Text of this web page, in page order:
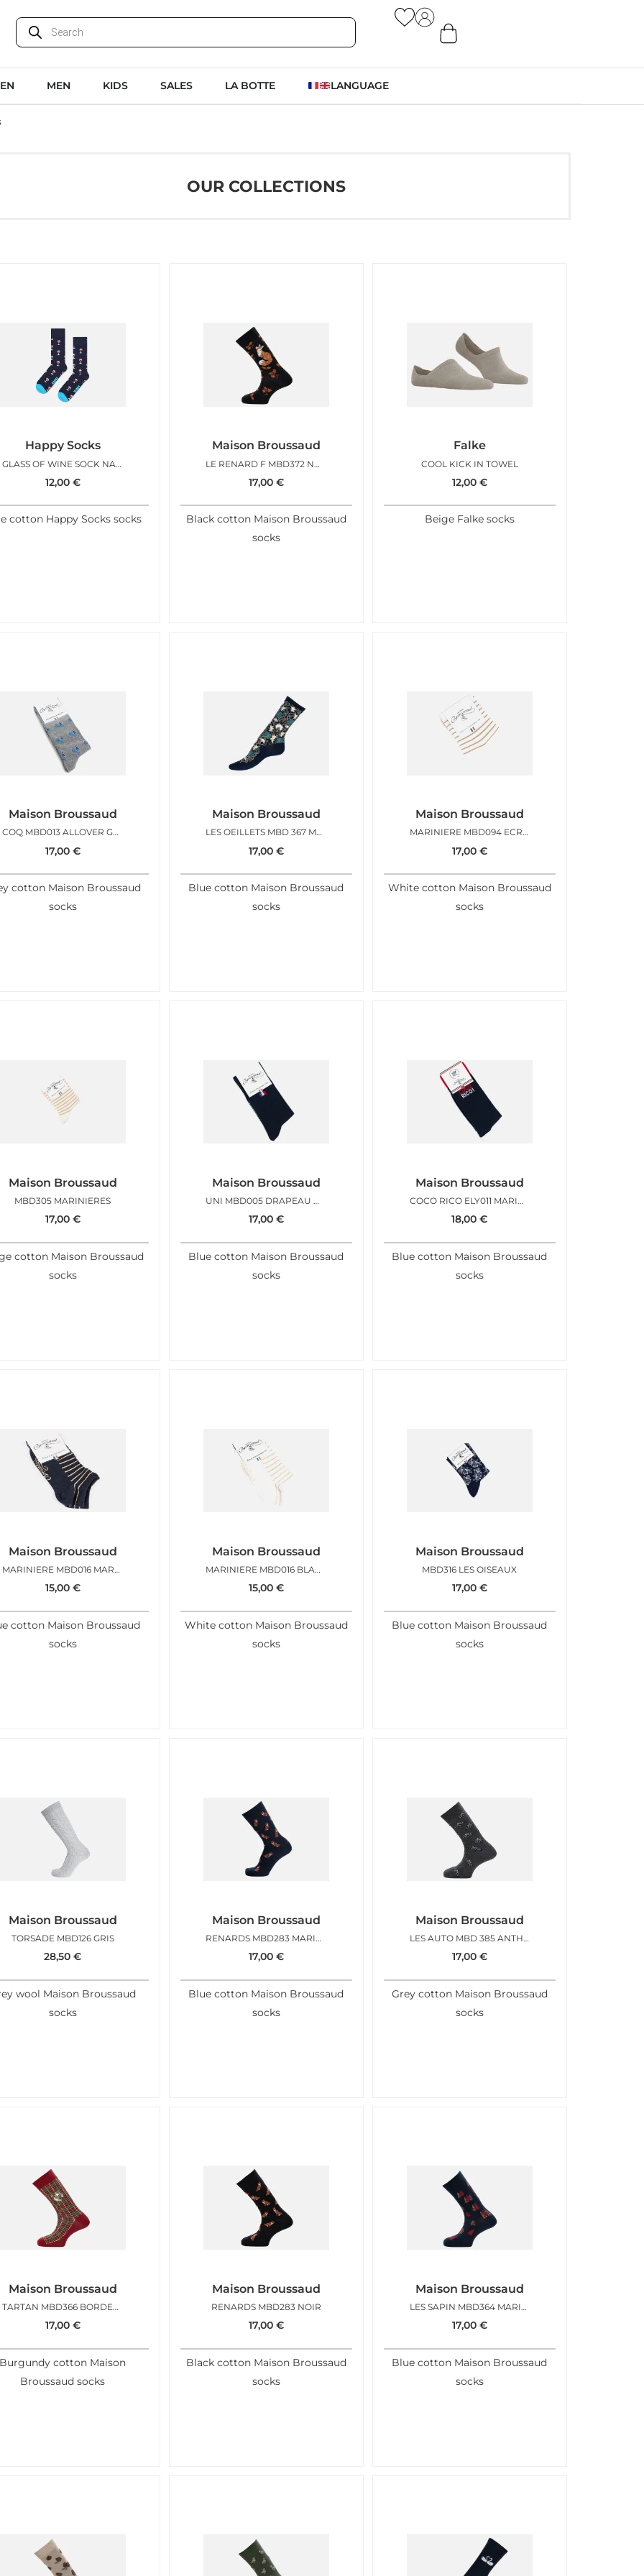
MEN KIDS SALES LA BOTTE LANGUAGE
OUR COLLECTIONS
Happy Socks
GLASS OF WINE SOCK NAVY
12,00 €
cotton Happy Socks socks
Maison Broussaud
LE RENARD F MBD372 NOIR
17,00 €
Black cotton Maison Broussaud
socks
Falke
COOL KICK IN TOWEL
12,00 €
Beige Falke socks
Maison Broussaud
COQ MBD013 ALLOVER GRIS CLAIR
17,00 €
cotton Maison Broussaud
socks
Maison Broussaud
LES OEILLETS MBD 367 MARINE GRIS
17,00 €
Blue cotton Maison Broussaud
socks
Maison Broussaud
MARINIERE MBD094 ECRU OR
17,00 €
White cotton Maison Broussaud
socks
Maison Broussaud
MBD305 MARINIERES
17,00 €
cotton Maison Broussaud
socks
Maison Broussaud
UNI MBD005 DRAPEAU MARINE
17,00 €
Blue cotton Maison Broussaud
socks
Maison Broussaud
COCO RICO ELY011 MARINE
18,00€
Blue cotton Maison Broussaud
socks
Maison Broussaud
MARINIERE MBD016 MARINE GOLD
15,00 €
cotton Maison Broussaud
socks
Maison Broussaud
MARINIERE MBD016 BLANC DORE
15,00 €
White cotton Maison Broussaud
socks
Maison Broussaud
MBD316 LES OISEAUX
17,00 €
Blue cotton Maison Broussaud
socks
Maison Broussaud
TORSADE MBD126 GRIS
28,50€
wool Maison Broussaud
socks
Maison Broussaud
RENARDS MBD283 MARINE
17,00 €
Blue cotton Maison Broussaud
socks
Maison Broussaud
LES AUTO MBD 385 ANTHRACITE
17,00 €
Grey cotton Maison Broussaud
socks
Maison Broussaud
TARTAN MBD366 BORDEAUX
17,00 €
Burgundy cotton Maison
Broussaud socks
Maison Broussaud
RENARDS MBD283 NOIR
17,00 €
Black cotton Maison Broussaud
socks
Maison Broussaud
LES SAPIN MBD364 MARINE
17,00 €
Blue cotton Maison Broussaud
socks